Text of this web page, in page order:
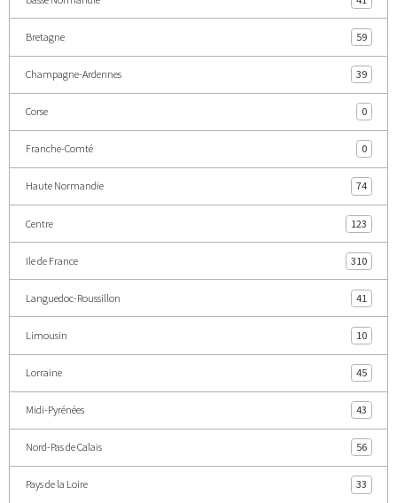
Bretagne 59
Champagne-Ardennes 39
Corse 0
Franche-Comté 0
Haute Normandie 74
Centre 123
Ile de France 310
Languedoc-Roussillon 41
Limousin 10
Lorraine 45
Midi-Pyrénées 43
Nord-Pas de Calais 56
Pays de la Loire 33